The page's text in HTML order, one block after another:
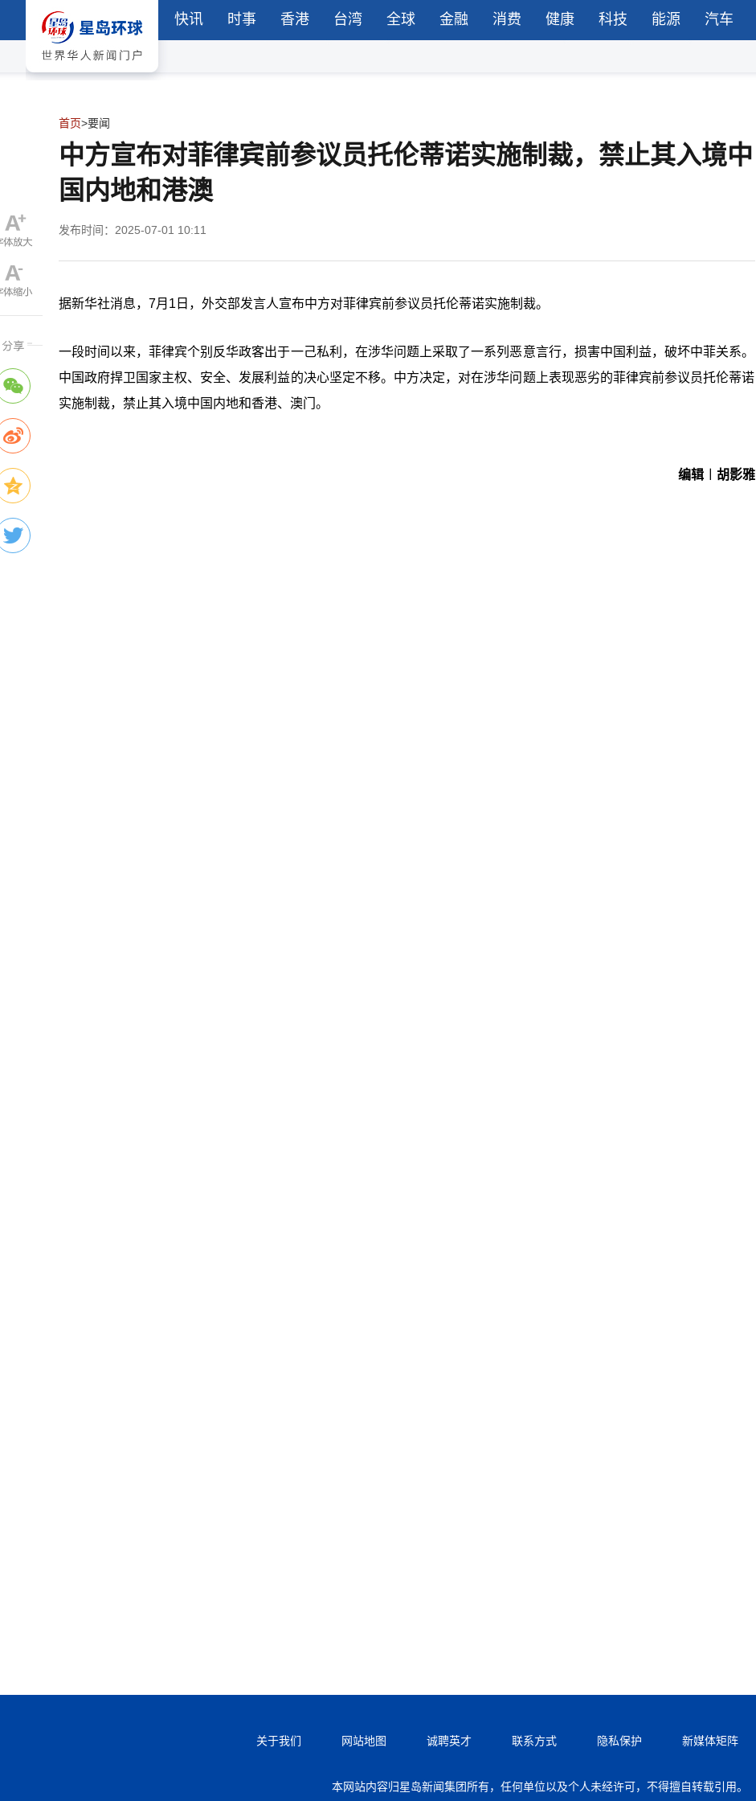
快讯 时事 香港 台湾 全球 金融 消费 健康 科技 能源 汽车
首页>要闻
中方宣布对菲律宾前参议员托伦蒂诺实施制裁，禁止其入境中
国内地和港澳
发布时间：2025-07-01 10:11
据新华社消息，7月1日，外交部发言人宣布中方对菲律宾前参议员托伦蒂诺实施制裁。
一段时间以来，菲律宾个别反华政客出于一己私利，在涉华问题上采取了一系列恶意言行，损害中国利益，破坏中菲关系。
中国政府捍卫国家主权、安全、发展利益的决心坚定不移。中方决定，对在涉华问题上表现恶劣的菲律宾前参议员托伦蒂诺
实施制裁，禁止其入境中国内地和香港、澳门。
编辑︱胡影雅
关于我们 网站地图 诚聘英才 联系方式 隐私保护 新媒体矩阵
本网站内容归星岛新闻集团所有，任何单位以及个人未经许可，不得擅自转载引用。